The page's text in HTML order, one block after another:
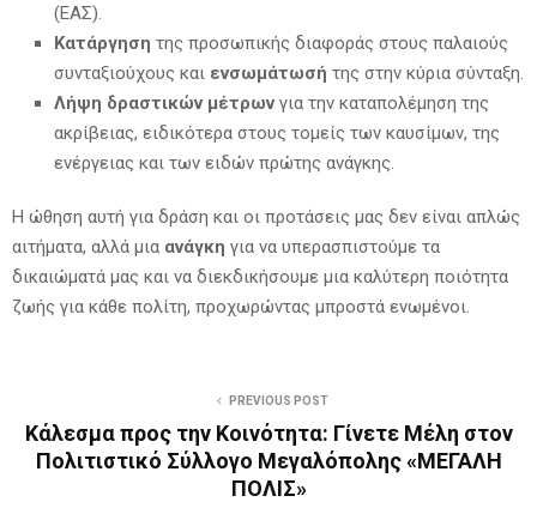
(ΕΑΣ).
Κατάργηση της προσωπικής διαφοράς στους παλαιούς
συνταξιούχους και ενσωμάτωσή της στην κύρια σύνταξη.
Λήψη δραστικών μέτρωνγια την καταπολέμηση της
ακρίβειας, ειδικότερα στους τομείς των καυσίμων, της
ενέργειας και των ειδών πρώτης ανάγκης.
Η ώθηση αυτή για δράση και οι προτάσεις μας δεν είναι απλώς
αιτήματα, αλλά μια ανάγκη για να υπερασπιστούμε τα
δικαιώματά μας και να διεκδικήσουμε μια καλύτερη ποιότητα
ζωής για κάθε πολίτη, προχωρώντας μπροστά ενωμένοι.
PREVIOUS POST
Κάλεσμα προς την Κοινότητα: Γίνετε Μέλη στον
Πολιτιστικό Σύλλογο Μεγαλόπολης «ΜΕΓΑΛΗ
ΠΟΛΙΣ»